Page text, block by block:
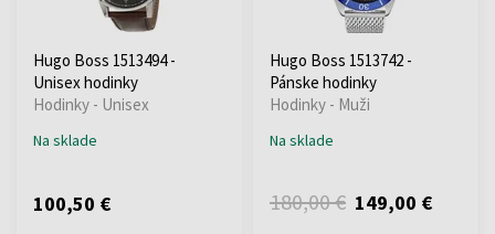
Hugo Boss 1513494 -
Unisex hodinky
Hodinky - Unisex
Na sklade
100,50 €
Hugo Boss 1513742 -
Pánske hodinky
Hodinky - Muži
Na sklade
180,00 € 149,00 €